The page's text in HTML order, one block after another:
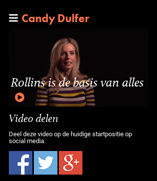
Candy Dulfer
Rollins is de basis van alles
Video delen
Deel deze video op de huidige startpositie op
social media.